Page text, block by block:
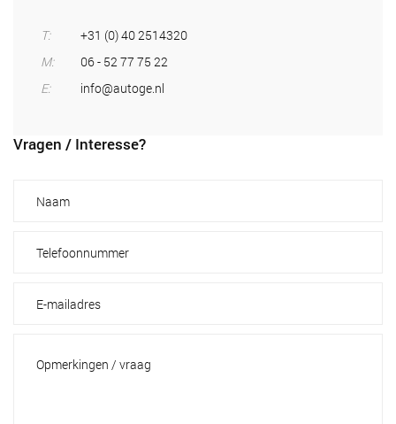
T:
+31 (0) 40 2514320
M:
06 - 52 77 75 22
E:
info@autoge.nl
Vragen / Interesse?